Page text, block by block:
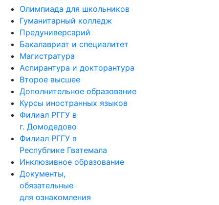
Олимпиада для школьников
Гуманитарный колледж
Предуниверсарий
Бакалавриат и специалитет
Магистратура
Аспирантура и докторантура
Второе высшее
Дополнительное образование
Курсы иностранных языков
Филиал РГГУ в
г. Домодедово
Филиал РГГУ в
Республике Гватемала
Инклюзивное образование
Документы,
обязательные
для ознакомления